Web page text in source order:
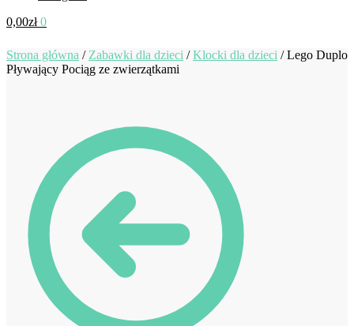
0,00zł 0
Strona główna / Zabawki dla dzieci /Klocki dla dzieci /Lego Duplo
Pływający Pociąg ze zwierzątkami